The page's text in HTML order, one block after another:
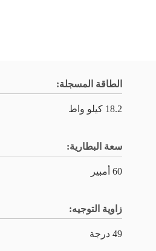
الطاقة المسجلة:
18.2 كيلو واط
سعة البطارية:
60 أمبير
زاوية التوجيه:
49 درجة